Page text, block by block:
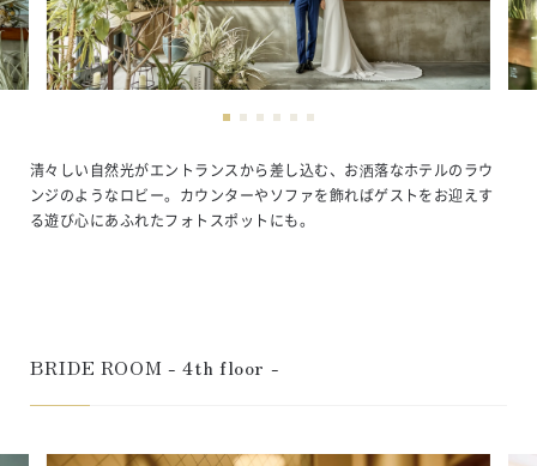
清々しい自然光がエントランスから差し込む、お洒落なホテルのラウ
ンジのようなロビー。カウンターやソファを飾ればゲストをお迎えす
る遊び心にあふれたフォトスポットにも。
BRIDE ROOM - 4th floor -